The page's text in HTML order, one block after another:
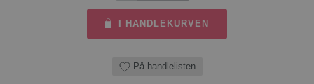
I HANDLEKURVEN
På handlelisten